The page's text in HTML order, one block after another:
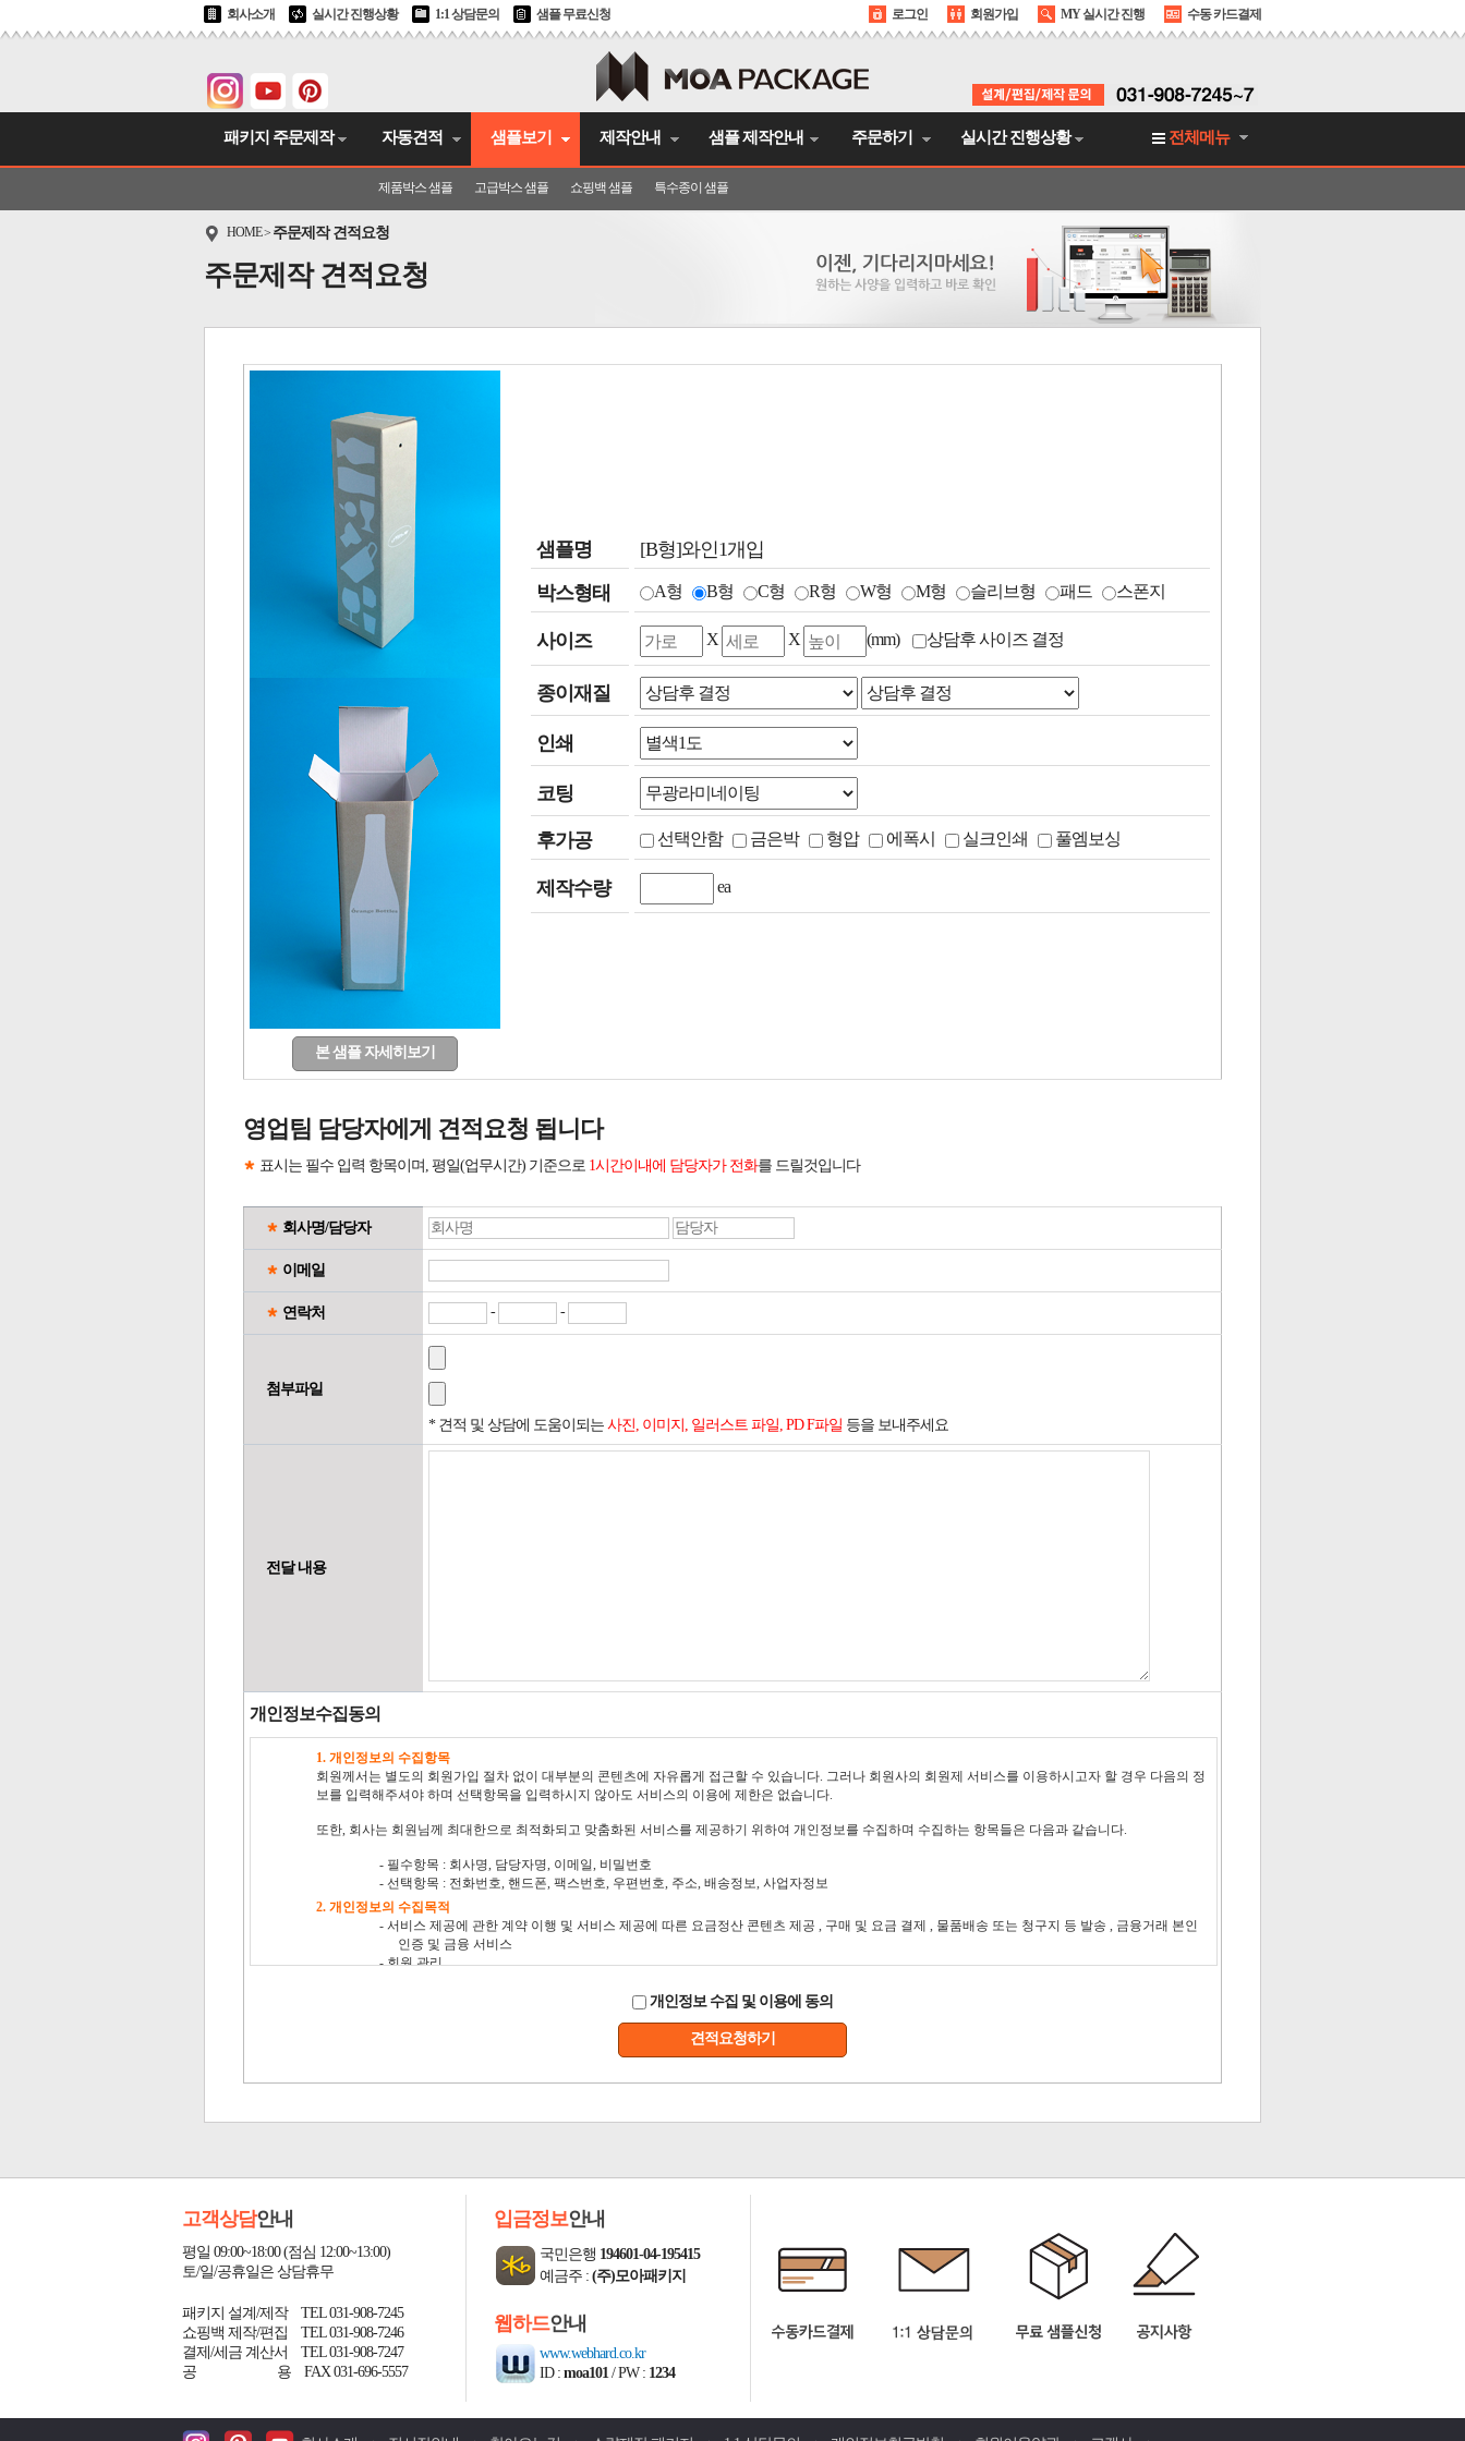
회사소개 실시간 진행상황 1:1 상담문의 샘플 무료신청 로그인 회원가입 MY 실시간 진행 수동 카드결제
전체메뉴
패키지 주문제작 자동견적 샘플보기
제품박스 샘플 고급박스 샘플 쇼핑백 샘플 특수종이 샘플
제작안내 샘플 제작안내 주문하기 실시간 진행상황
HOME> 주문제작 견적요청
주문제작 견적요청
본 샘플 자세히보기
샘플명
[B형]와인1개입
박스형태
A형 B형 C형 R형 W형 M형 슬리브형 패드 스폰지
사이즈 X X (mm) 상담후 사이즈 결정
종이재질
인쇄
코팅
후가공 선택안함 금은박 형압 에폭시 실크인쇄 풀엠보싱
제작수량 ea
영업팀 담당자에게 견적요청 됩니다
표시는 필수 입력 항목이며, 평일(업무시간) 기준으로 1시간이내에 담당자가 전화를 드릴것입니다
회사명/담당자
이메일
연락처 - -
첨부파일
* 견적 및 상담에 도움이되는 사진, 이미지, 일러스트 파일, PD F파일 등을 보내주세요
전달 내용
개인정보수집동의
개인정보 수집 및 이용에 동의
견적요청하기
고객상담안내
평일 09:00~18:00 (점심 12:00~13:00)
토/일/공휴일은 상담휴무
패키지 설계/제작 TEL 031-908-7245
쇼핑백 제작/편집 TEL 031-908-7246
결제/세금 계산서 TEL 031-908-7247
공
용 FAX 031-696-5557
입금정보안내
국민은행 194601-04-195415
예금주 : (주)모아패키지
웹하드안내
www.webhard.co.kr
ID : moa101/ PW : 1234